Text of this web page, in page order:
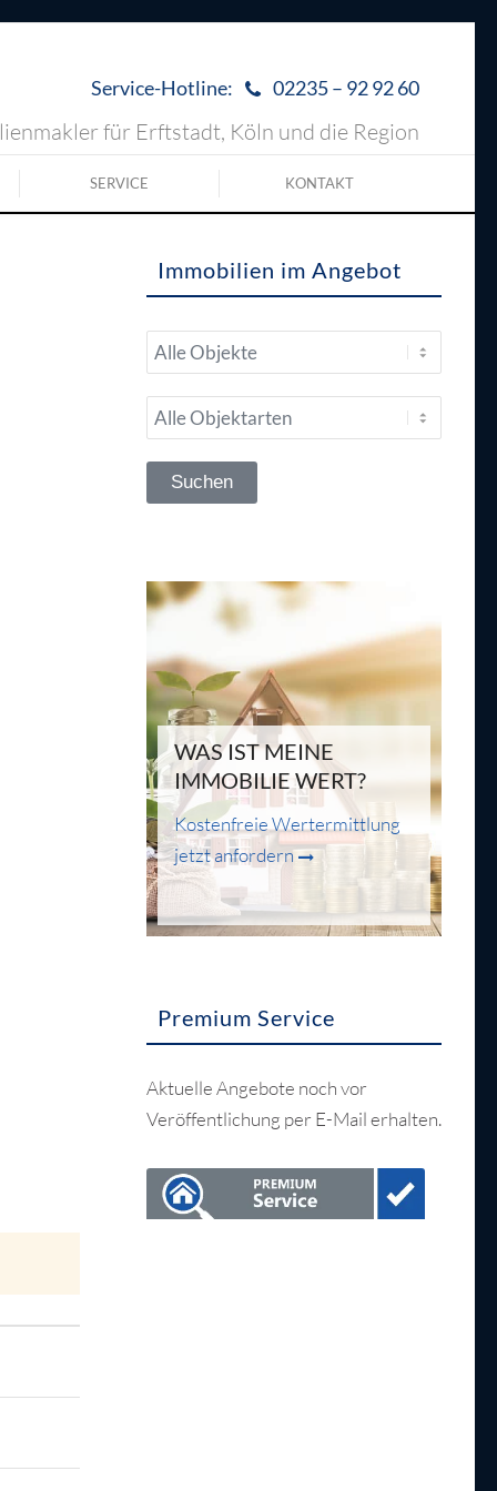
Service-Hotline: 02235 – 92 92 60
für Erftstadt, Köln und die Region
SERVICE KONTAKT
Immobilien im Angebot
WAS IST MEINE
IMMOBILIE WERT?
Kostenfreie Wertermittlung
jetzt anfordern
Premium Service
Aktuelle Angebote noch vor
Veröffentlichung per E-Mail erhalten.